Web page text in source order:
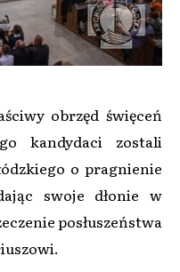
obrzęd święceń
kandydaci zostali
o pragnienie
swoje dłonie w
posłuszeństwa